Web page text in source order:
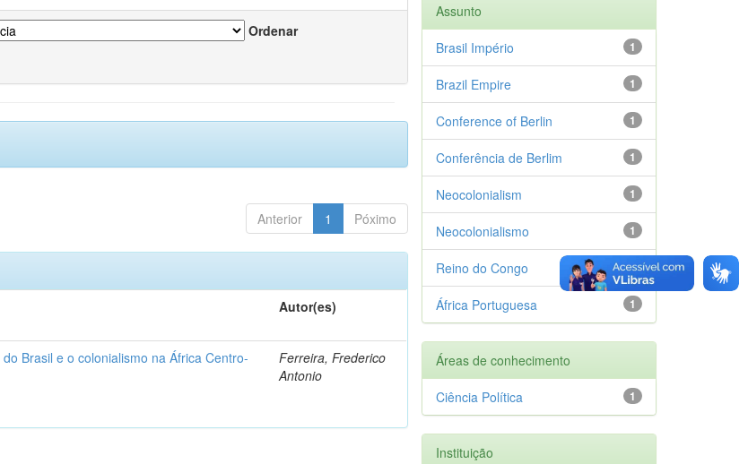
Ordenar
Anterior 1 Póximo
Autor(es)
Brasil e o colonialismo na África Centro-
Ferreira, Frederico
Antonio
Assunto
1
Brasil Império
1
Brazil Empire
1
Conference of Berlin
1
Conferência de Berlim
1
Neocolonialism
1
Neocolonialismo
1
Reino do Congo
1
África Portuguesa
Áreas de conhecimento
1
Ciência Política
Instituição